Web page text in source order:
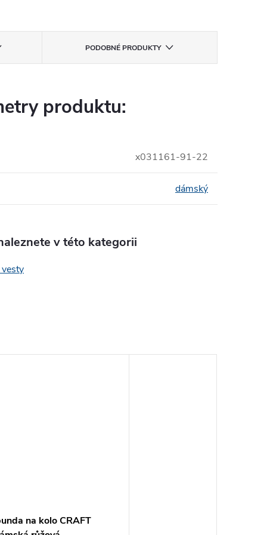
PODOBNÉ PRODUKTY
produktu:
x031161-91-22
dámský
v této kategorii
na kolo CRAFT